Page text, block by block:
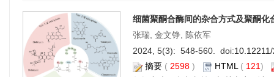
细菌聚酮合酶间的杂合方式及聚酮化
张瑞, 金文铮, 陈依军
2024, 5(3): 548-560. doi:
摘要 ( 2598 ) HTML( 121)